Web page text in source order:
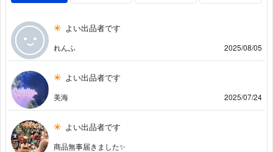
よい出品者です
れんふ 2025/08/05
よい出品者です
美海 2025/07/24
よい出品者です
商品無事届きました✨